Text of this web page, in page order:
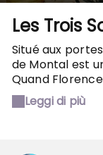
Les Trois
Situé aux
de Montal est
Quand
son
gère les
Leggi di più